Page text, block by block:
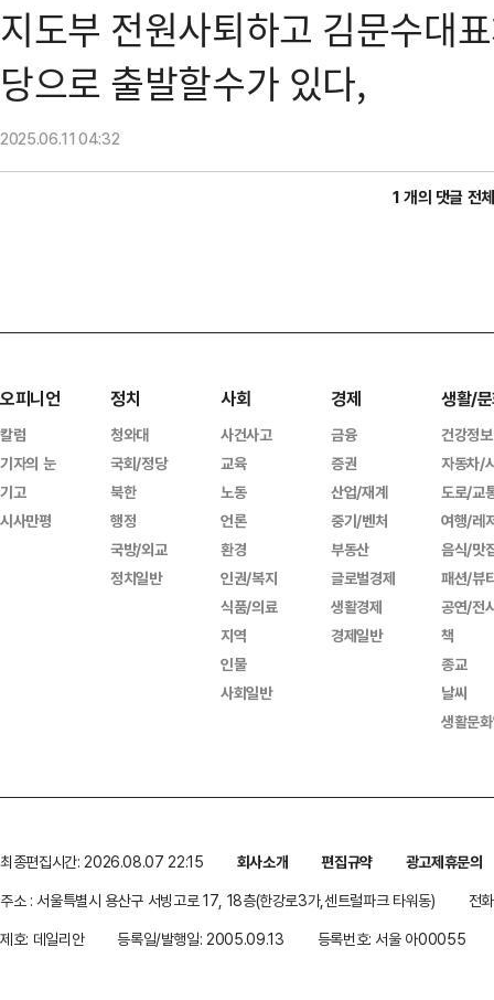
지도부 전원사퇴하고 김문수대
당으로 출발할수가 있다,
2025.06.1104:32
1 개의 댓글 전
오피니언
칼럼
기자의 눈
기고
시사만평
정치
청와대
국회/정당
북한
행정
국방/외교
정치일반
사회
사건사고
교육
노동
언론
환경
인권/복지
식품/의료
지역
인물
사회일반
경제
금융
증권
산업/재계
중기/벤처
부동산
글로벌경제
생활경제
경제일반
생활/
건강정보
자동차/
도로/교
여행/레
음식/맛
패션/뷰
공연/전
책
종교
날씨
생활문
최종편집시간: 2026.08.07 22:15 회사소개 편집규약
광고제휴문의
주소 : 서울특별시 용산구 서빙고로 17, 18층(한강로3가,센트럴파크 타워동)
전
제호: 데일리안
등록일/발행일: 2005.09.13 등록번호: 서울 아00055